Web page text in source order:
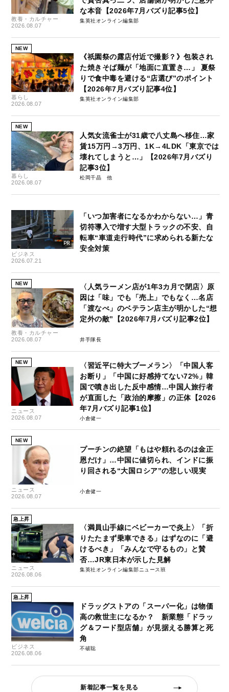
教養・カルチャー
2026.08.07
な本音【2026年7月バズり記事5位】
集英社オンライン編集部
NEW
暮らし
2026.08.07
《祇園祭の露店付近で撮影？》包装され
た焼きそば麺が「地面に直置き…」 夏祭
りで食中毒を避ける“店選び”のポイント
【2026年7月バズり記事4位】
集英社オンライン編集部
NEW
暮らし
2026.08.07
人気女流雀士が31歳で八丈島へ移住…家
賃15万円→3万円、1K→4LDK「東京では
壊れてしまうと…」【2026年7月バズり
記事3位】
松岡千晶
ビジネス
2026.07.21
「いつ加害者になるかわからない…」青
切符導入で増す大型トラックの不安、自
転車“車道走行時代”に求められる新たな
安全対策
NEW
教養・カルチャー
2026.08.07
〈人気ラーメン店が1年3カ月で閉店〉原
因は「味」でも「売上」でもなく…名店
「渡なべ」のベテラン店主が明かした“想
定外の敵”【2026年7月バズり記事2位】
井手隊長
NEW
ニュース
2026.08.07
〈習近平に特大ブーメラン〉「中国人客
お断り」「中国に好感持てない72%」韓
国で噴き出した反中感情…中国人旅行者
が直面した「政治的摩擦」の正体【2026
年7月バズり記事1位】
小倉健一
NEW
ニュース
2026.08.07
プーチンの絶望「もはや頼れるのは金正
恩だけ」…中国に値切られ、インドに振
り回される“大国ロシア”の悲しい現実
小倉健一
急上昇
ニュース
2026.08.06
〈満員山手線にベビーカーで炎上〉「折
りたたまず乗車できる」はずなのに「避
けるべき」「みんなで守るもの」と賛
否…JR東日本が示した見解
集英社オンライン編集部ニュース班
急上昇
ビジネス
2026.08.06
ドラッグストアの「スーパー化」は物価
高の救世主になるか？ 新業態「ドラッ
グ＆フード型店舗」が見据える勝算と死
角
不破聡
新着記事一覧を見る